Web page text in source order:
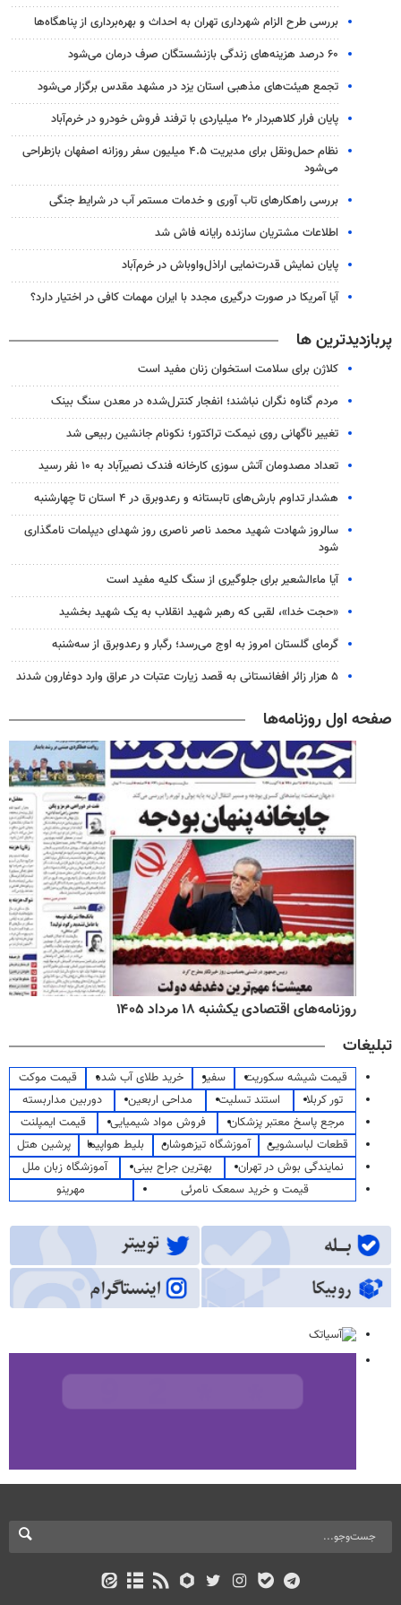
بررسی طرح الزام شهرداری تهران به احداث و بهره‌برداری از پناهگاه‌ها
۶۰ درصد هزینه‌های زندگی بازنشستگان صرف درمان می‌شود
تجمع هیئت‌های مذهبی استان یزد در مشهد مقدس برگزار می‌شود
پایان فرار کلاهبردار ۲۰ میلیاردی با ترفند فروش خودرو در خرم‌آباد
نظام حمل‌ونقل برای مدیریت ۴.۵ میلیون سفر روزانه اصفهان بازطراحی
می‌شود
بررسی راهکارهای تاب آوری و خدمات مستمر آب در شرایط جنگی
اطلاعات مشتریان سازنده رایانه فاش شد
پایان نمایش قدرت‌نمایی اراذل‌واوباش در خرم‌آباد
آیا آمریکا در صورت درگیری مجدد با ایران مهمات کافی در اختیار دارد؟
پربازدیدترین ها
کلاژن برای سلامت استخوان زنان مفید است
مردم گناوه نگران نباشند؛ انفجار کنترل‌شده در معدن سنگ بینک
تغییر ناگهانی روی نیمکت تراکتور؛ نکونام جانشین ربیعی شد
تعداد مصدومان آتش سوزی کارخانه فندک نصیرآباد به ۱۰ نفر رسید
هشدار تداوم بارش‌های تابستانه و رعدوبرق در ۴ استان تا چهارشنبه
سالروز شهادت شهید محمد ناصر ناصری روز شهدای دیپلمات نامگذاری
شود
آیا ماءالشعیر برای جلوگیری از سنگ کلیه مفید است
«حجت خدا»، لقبی که رهبر شهید انقلاب به یک شهید بخشید
گرمای گلستان امروز به اوج می‌رسد؛ رگبار و رعدوبرق از سه‌شنبه
۵ هزار زائر افغانستانی به قصد زیارت عتبات در عراق وارد دوغارون شدند
صفحه اول روزنامه‌ها
روزنامه‌های اقتصادی یکشنبه ۱۸ مرداد ۱۴۰۵
تبلیغات
قیمت شیشه سکوریت سفیر خرید طلای آب شده
قیمت موکت
تور کربلا
استند تسلیت مداحی اربعین
دوربین مداربسته
مرجع پاسخ معتبر پزشکان
فروش مواد شیمیایی
قیمت ایمپلنت
قطعات لباسشویی
آموزشگاه تیزهوشان بلیط هواپیما
پرشین هتل
نمایندگی بوش در تهران
بهترین جراح بینی
آموزشگاه زبان ملل
قیمت و خرید سمعک نامرئی
مهرینو